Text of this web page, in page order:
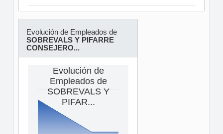
Evolución de Empleados de
SOBREVALS Y PIFARRE
CONSEJERO...
Evolución de
Empleados de
SOBREVALS Y
PIFAR...